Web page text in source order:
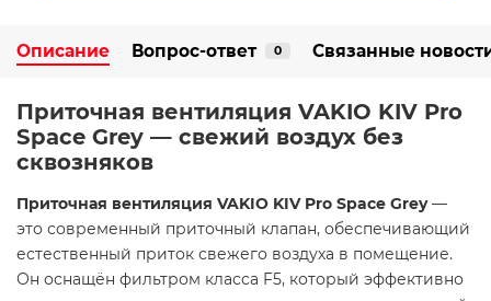
Описание Вопрос-ответ 0 Связанные
Приточная вентиляция VAKIO KIV Pro
Space Grey — свежий воздух без
сквозняков
Приточная вентиляция VAKIO KIV Pro Space Grey—
это современный приточный клапан, обеспечивающий
естественный приток свежего воздуха в помещение.
Он оснащён фильтром класса F5, который эффективно